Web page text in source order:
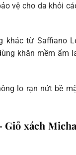
vệ cho da khỏi
khác từ Saffiano
khăn mềm ẩm
lo rạn nứt bề
xách